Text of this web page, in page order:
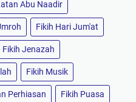
Abu Naadir
Fikih Hari Jum'at
Fikih Jenazah
Fikih Musik
Perhiasan Fikih Puasa